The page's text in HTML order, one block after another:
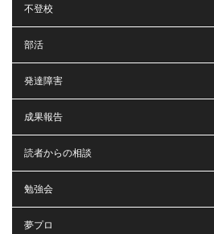
不登校
部活
発達障害
成果報告
読者からの相談
勉強会
夢プロ